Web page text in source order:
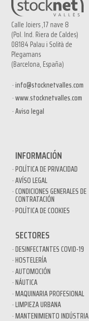
Calle Joiers ,17 nave 8
(Pol. Ind. Riera de Caldes)
08184 Palau i Solità de
Plegamans
(Barcelona, España)
info@stocknetvalles.com
www.stocknetvalles.com
Aviso legal
INFORMACIÓN
POLÍTICA DE PRIVACIDAD
AVÍSO LEGAL
CONDICIONES GENERALES DE
CONTRATACIÓN
POLÍTICA DE COOKIES
SECTORES
DESINFECTANTES COVID-19
HOSTELERÍA
AUTOMOCIÓN
NÁUTICA
MAQUINARIA PROFESIONAL
LIMPIEZA URBANA
MANTENIMIENTO INDÚSTRIA